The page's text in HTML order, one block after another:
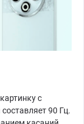
с
90 Гц.